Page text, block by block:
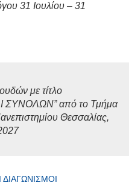
31 Ιουλίου – 31
με τίτλο
ΣΥΝΟΛΩΝ” από το Τμήμα
Θεσσαλίας,